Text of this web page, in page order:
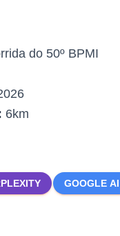
do 50º BPMI
6km
GOOGLE AI